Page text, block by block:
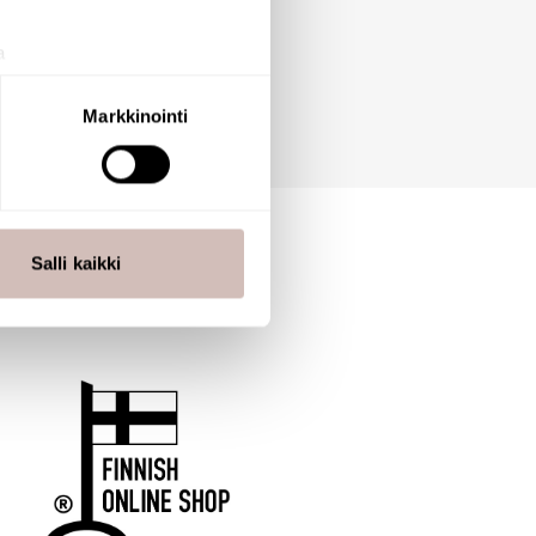
. Voit muuttaa
alan
tietoja muihin tietoihin, joita
Markkinointi
Salli kaikki